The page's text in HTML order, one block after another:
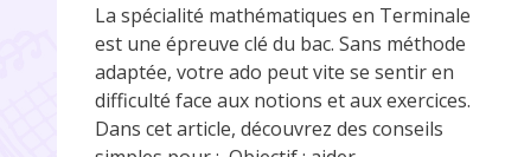
La spécialité mathématiques en Terminale
est une épreuve clé du bac. Sans méthode
adaptée, votre ado peut vite se sentir en
difficulté face aux notions et aux exercices.
Dans cet article, découvrez des conseils